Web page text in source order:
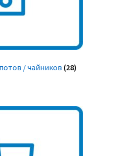
/ чайников (28)